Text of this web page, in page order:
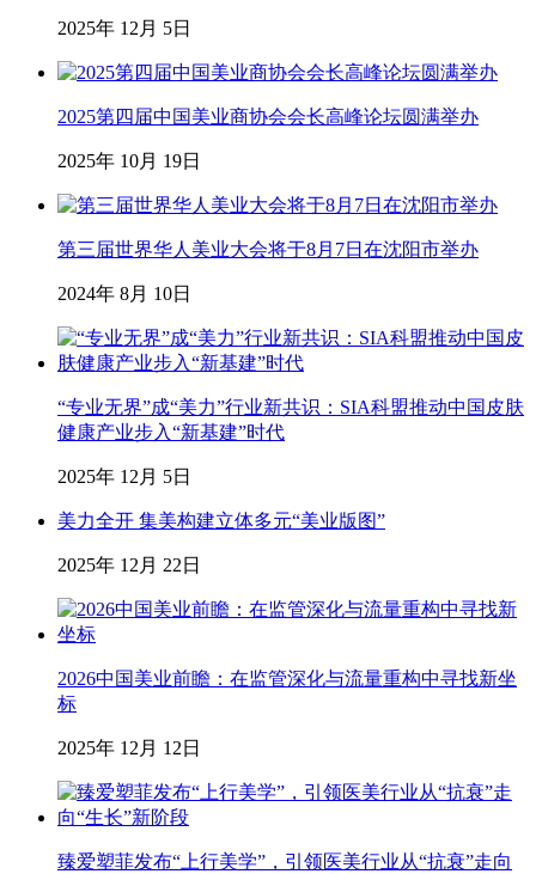
2025年 12月 5日
2025第四届中国美业商协会会长高峰论坛圆满举办
2025年 10月 19日
第三届世界华人美业大会将于8月7日在沈阳市举办
2024年 8月 10日
“专业无界”成“美力”行业新共识：SIA科盟推动中国皮肤
健康产业步入“新基建”时代
2025年 12月 5日
美力全开 集美构建立体多元“美业版图”
2025年 12月 22日
2026中国美业前瞻：在监管深化与流量重构中寻找新坐
标
2025年 12月 12日
臻爱塑菲发布“上行美学”，引领医美行业从“抗衰”走向